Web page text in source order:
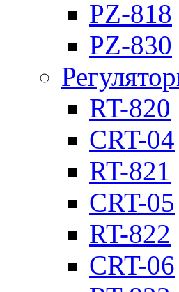
PZ-818
PZ-830
RT-820
CRT-04
RT-821
CRT-05
RT-822
CRT-06